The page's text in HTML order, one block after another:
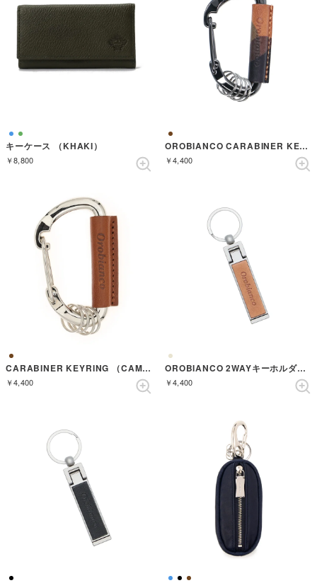
キーケース （KHAKI）
￥8,800
OROBIANCO CARABINER KEYRING ORKYー004 MCA （CAMO-CAMEL）
￥4,400
CARABINER KEYRING （CAMEL）
￥4,400
OROBIANCO 2WAYキーホルダー BE ORKYー005BE （BEIGE）
￥4,400